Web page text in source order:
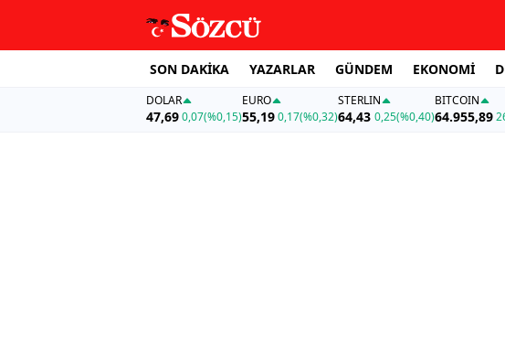
SON DAKİKA YAZARLAR GÜNDEM EKONOMİ
DOLAR
47,690,07(%0,15)
EURO
55,19 0,17(%0,32)
STERLIN
64,43 0,25(%0,40)
BITCOIN
64.955,89